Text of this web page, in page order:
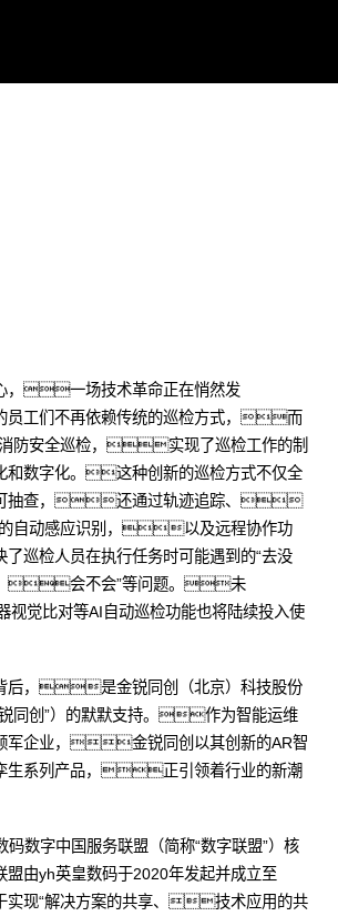
，一场技术革命正在悄然发
工们不再依赖传统的巡检方式，而
防安全巡检，实现了巡检工作的制
数字化。这种创新的巡检方式不仅全
抽查，还通过轨迹追踪、
的自动感应识别，以及远程协作功
巡检人员在执行任务时可能遇到的“去没
会不会”等问题。未
觉比对等AI自动巡检功能也将陆续投入使
后，是金锐同创（北京）科技股份
同创”）的默默支持。作为智能运维
军企业，金锐同创以其创新的AR智
生系列产品，正引领着行业的新潮
码数字中国服务联盟（简称“数字联盟”）核
由yh英皇数码于2020年发起并成立至
现“解决方案的共享、技术应用的共